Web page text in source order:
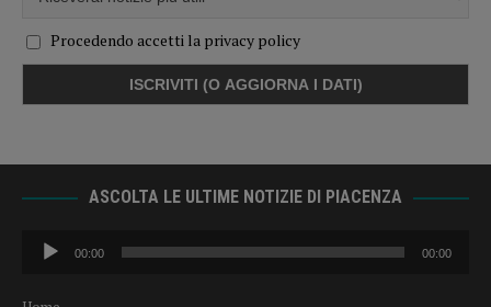
Procedendo accetti la privacy policy
ASCOLTA LE ULTIME NOTIZIE DI PIACENZA
Audio
Player
00:00 00:00